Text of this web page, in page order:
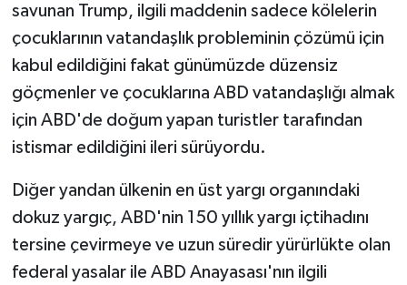
savunan Trump, ilgili maddenin sadece kölelerin
çocuklarının vatandaşlık probleminin çözümü için
kabul edildiğini fakat günümüzde düzensiz
göçmenler ve çocuklarına ABD vatandaşlığı almak
için ABD'de doğum yapan turistler tarafından
istismar edildiğini ileri sürüyordu.
Diğer yandan ülkenin en üst yargı organındaki
dokuz yargıç, ABD'nin 150 yıllık yargı içtihadını
tersine çevirmeye ve uzun süredir yürürlükte olan
federal yasalar ile ABD Anayasası'nın ilgili
Yerel Haberler